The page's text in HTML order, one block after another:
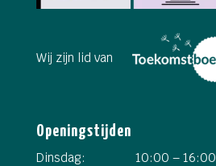
Wij zijn lid van
Openingstijden
Dinsdag:
10:00 – 16:00